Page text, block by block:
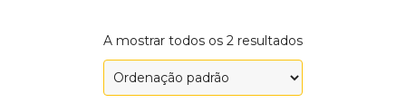
A mostrar todos os 2 resultados